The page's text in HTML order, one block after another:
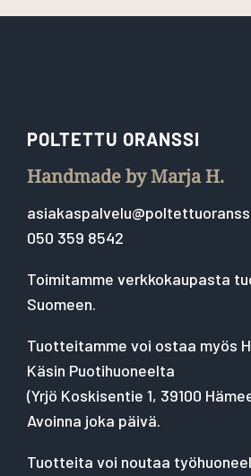
POLTETTU ORANSSI
Handmade by Marja H.
050 359 8542
Toimitamme verkkokaupasta
Suomeen.
Tuotteitamme voi ostaa myös
Käsin Puotihuoneelta
(Yrjö Koskisentie 1, 39100
Avoinna joka päivä.
Tuotteita voi noutaa